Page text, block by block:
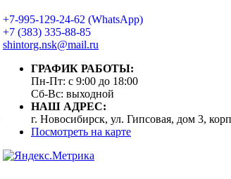
+7-995-129-24-62 (WhatsApp)
+7 (383) 335-88-85
shintorg.nsk@mail.ru
ГРАФИК РАБОТЫ:
Пн-Пт: с 9:00 до 18:00
Сб-Вс: выходной
НАШ АДРЕС:
г. Новосибирск, ул. Гипсовая, дом 3,
Посмотреть на карте